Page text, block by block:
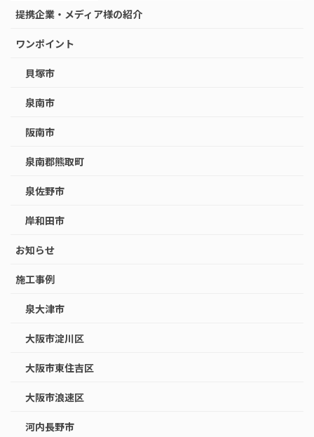
提携企業・メディア様の紹介
ワンポイント
貝塚市
泉南市
阪南市
泉南郡熊取町
泉佐野市
岸和田市
お知らせ
施工事例
泉大津市
大阪市淀川区
大阪市東住吉区
大阪市浪速区
河内長野市